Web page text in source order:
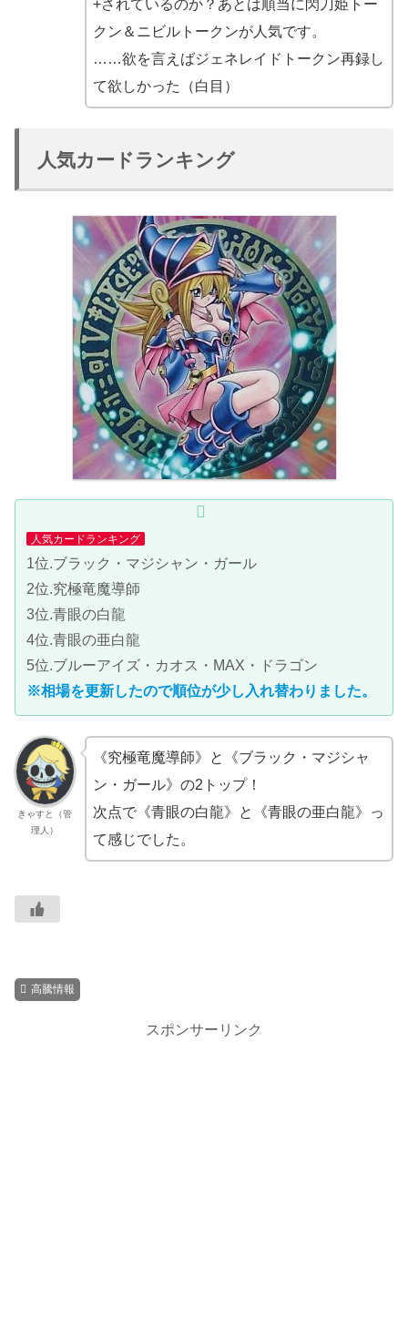
+されているのか？あとは順当に閃刀姫トー
クン＆ニビルトークンが人気です。
……欲を言えばジェネレイドトークン再録し
て欲しかった（白目）
人気カードランキング
人気カードランキング
1位.ブラック・マジシャン・ガール
2位.究極竜魔導師
3位.青眼の白龍
4位.青眼の亜白龍
5位.ブルーアイズ・カオス・MAX・ドラゴン
※相場を更新したので順位が少し入れ替わりました。
きゃすと（管
理人）
《究極竜魔導師》と《ブラック・マジシャ
ン・ガール》の2トップ！
次点で《青眼の白龍》と《青眼の亜白龍》っ
て感じでした。
高騰情報
スポンサーリンク